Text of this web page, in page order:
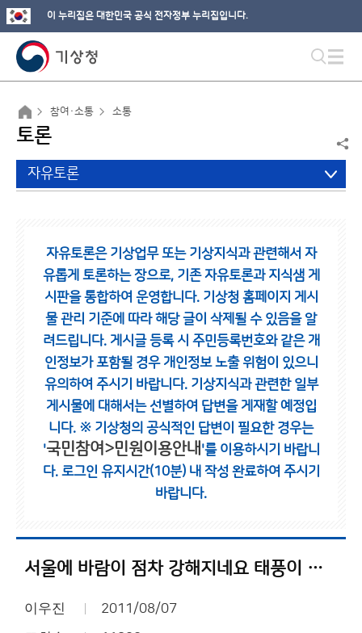
이 누리집은 대한민국 공식 전자정부 누리집입니다.
참여·소통 소통
토론
자유토론
자유토론은 기상업무 또는 기상지식과 관련해서 자
유롭게 토론하는 장으로, 기존 자유토론과 지식샘 게
시판을 통합하여 운영합니다. 기상청 홈페이지 게시
물 관리 기준에 따라 해당 글이 삭제될 수 있음을 알
려드립니다. 게시글 등록 시 주민등록번호와 같은 개
인정보가 포함될 경우 개인정보 노출 위험이 있으니
유의하여 주시기 바랍니다. 기상지식과 관련한 일부
게시물에 대해서는 선별하여 답변을 게재할 예정입
니다. ※ 기상청의 공식적인 답변이 필요한 경우는
'국민참여>민원이용안내 '를 이용하시기 바랍니
다. 로그인 유지시간(10분) 내 작성 완료하여 주시기
바랍니다.
서울에 바람이 점차 강해지네요 태풍이 북상해서 그런가요?
이우진 2011/08/07